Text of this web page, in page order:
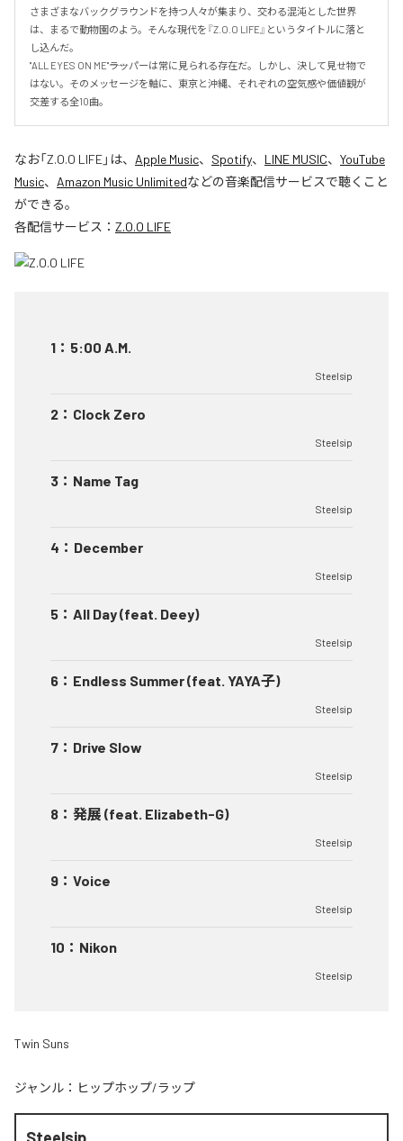
さまざまなバックグラウンドを持つ人々が集まり、交わる混沌とした世界
は、まるで動物園のよう。そんな現代を『Z.O.O LIFE』というタイトルに落と
し込んだ。
"ALL EYES ON ME"――ラッパーは常に見られる存在だ。しかし、決して見せ物で
はない。そのメッセージを軸に、東京と沖縄、それぞれの空気感や価値観が
交差する全10曲。
なお「Z.O.O LIFE」は、 Apple Music、 Spotify、 LINE MUSIC、 YouTube
Music、 Amazon Music Unlimitedなどの音楽配信サービスで聴くこと
ができる。
各配信サービス： Z.O.O LIFE
1 ： 5:00 A.M.
Steelsip
2 ： Clock Zero
Steelsip
3 ： Name Tag
Steelsip
4 ： December
Steelsip
5 ： All Day (feat. Deey)
Steelsip
6 ： Endless Summer (feat. YAYA子)
Steelsip
7 ： Drive Slow
Steelsip
8 ： 発展 (feat. Elizabeth-G)
Steelsip
9 ： Voice
Steelsip
10 ： Nikon
Steelsip
Twin Suns
ジャンル： ヒップホップ/ラップ